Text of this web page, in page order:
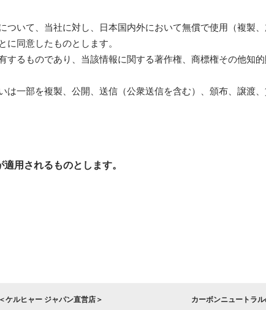
いて、当社に対し、日本国内外において無償で使用（複製
同意したものとします。
るものであり、当該情報に関する著作権、商標権その他知
一部を複製、公開、送信（公衆送信を含む）、頒布、譲渡
用されるものとします。
＜ケルヒャー ジャパン直営店＞
カーボンニュートラ